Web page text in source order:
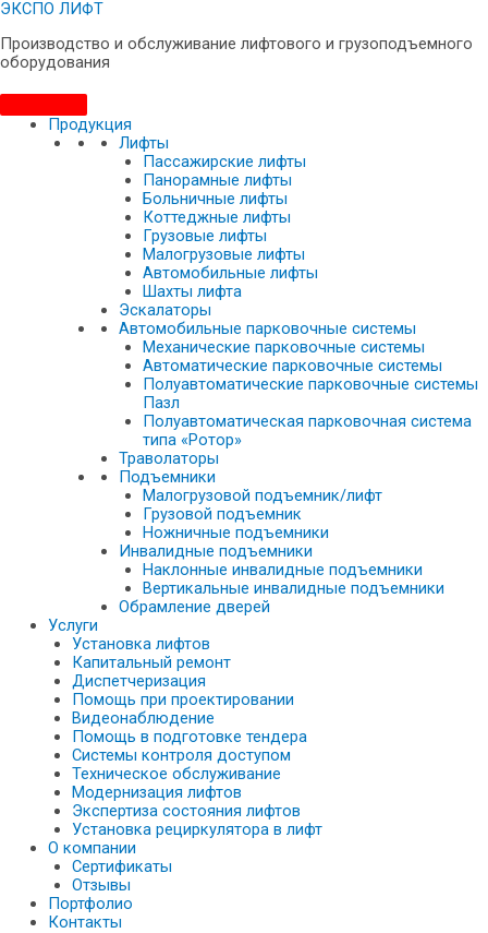
ЭКСПО ЛИФТ
Производство и обслуживание лифтового и грузоподъемного
оборудования
Продукция
Лифты
Пассажирские лифты
Панорамные лифты
Больничные лифты
Коттеджные лифты
Грузовые лифты
Малогрузовые лифты
Автомобильные лифты
Шахты лифта
Эскалаторы
Автомобильные парковочные системы
Механические парковочные системы
Автоматические парковочные системы
Полуавтоматические парковочные системы
Пазл
Полуавтоматическая парковочная система
типа «Ротор»
Траволаторы
Подъемники
Малогрузовой подъемник/лифт
Грузовой подъемник
Ножничные подъемники
Инвалидные подъемники
Наклонные инвалидные подъемники
Вертикальные инвалидные подъемники
Обрамление дверей
Услуги
Установка лифтов
Капитальный ремонт
Диспетчеризация
Помощь при проектировании
Видеонаблюдение
Помощь в подготовке тендера
Системы контроля доступом
Техническое обслуживание
Модернизация лифтов
Экспертиза состояния лифтов
Установка рециркулятора в лифт
О компании
Сертификаты
Отзывы
Портфолио
Контакты